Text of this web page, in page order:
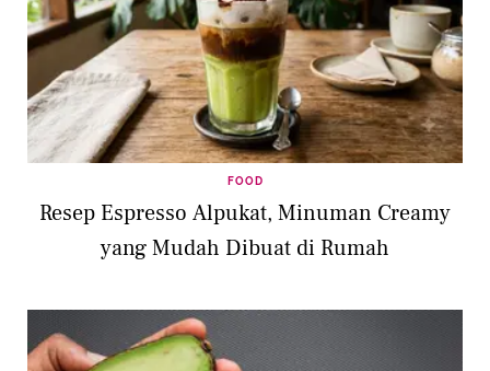
FOOD
Resep Espresso Alpukat, Minuman Creamy
yang Mudah Dibuat di Rumah